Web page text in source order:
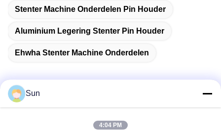
Stenter Machine Onderdelen Pin Houder
Aluminium Legering Stenter Pin Houder
Ehwha Stenter Machine Onderdelen
Sun
4:04 PM